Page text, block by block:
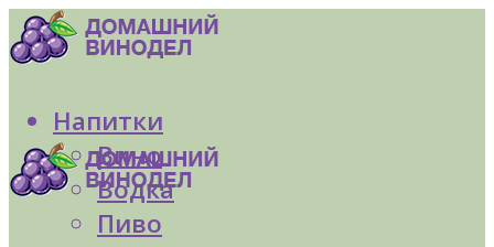
Напитки
Вино
Водка
Пиво